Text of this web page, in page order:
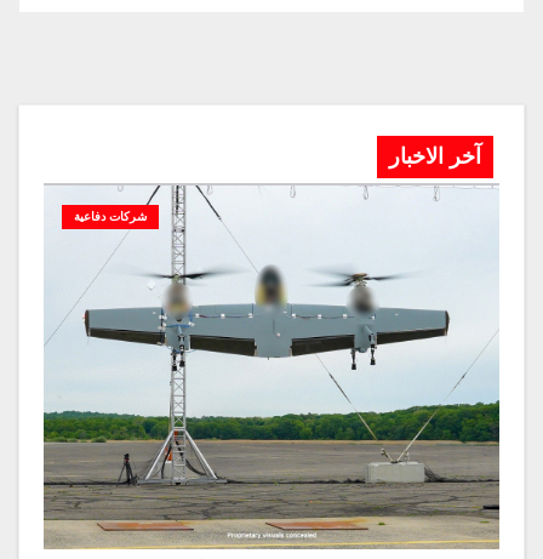
آخر الاخبار
شركات دفاعية